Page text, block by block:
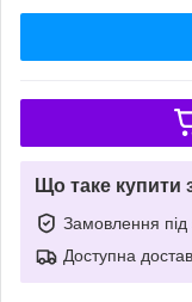
Що таке купити
Замовлення під
Доступна